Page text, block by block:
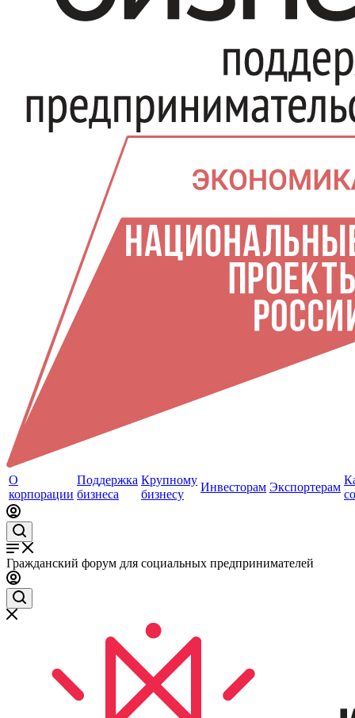
О
корпорации
Поддержка
бизнеса
Крупному
бизнесу
Инвесторам Экспортерам
Гражданский форум для социальных предпринимателей